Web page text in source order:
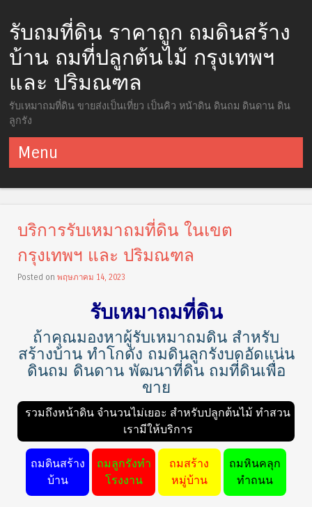
รับถมที่ดิน ราคาถูก ถมดินสร้าง
บ้าน ถมที่ปลูกต้นไม้ กรุงเทพฯ
และ ปริมณฑล
รับเหมาถมที่ดิน ขายส่งเป็นเที่ยว เป็นคิว หน้าดิน ดินถม ดินดาน ดิน
ลูกรัง
Menu
บริการรับเหมาถมที่ดิน ในเขต
กรุงเทพฯ และ ปริมณฑล
Posted on พฤษภาคม 14, 2023
รับเหมาถมที่ดิน
ถ้าคุณมองหาผู้รับเหมาถมดิน สำหรับ
สร้างบ้าน ทำโกดัง ถมดินลูกรังบดอัดแน่น
ดินถม ดินดาน พัฒนาที่ดิน ถมที่ดินเพื่อ
ขาย
รวมถึงหน้าดิน จำนวนไม่เยอะ สำหรับปลูกต้นไม้ ทำสวน
เรามีให้บริการ
ถมดินสร้าง
บ้าน
ถมลูกรังทำ
โรงงาน
ถมสร้าง
หมู่บ้าน
ถมหินคลุก
ทำถนน